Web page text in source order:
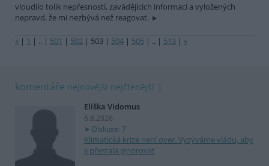
vloudilo tolik nepřesností, zavádějících informací a vyložených
nepravd, že mi nezbývá než reagovat.
« | 1 | .. | 501 | 502 | 503 | 504 | 505 | .. | 513 | »
komentáře nejnovější nejčtenější
Eliška Vidomus
6.8.2026
Diskuse: 7
Klimatická krize není over. Vyzýváme vládu, aby
ji přestala ignorovat